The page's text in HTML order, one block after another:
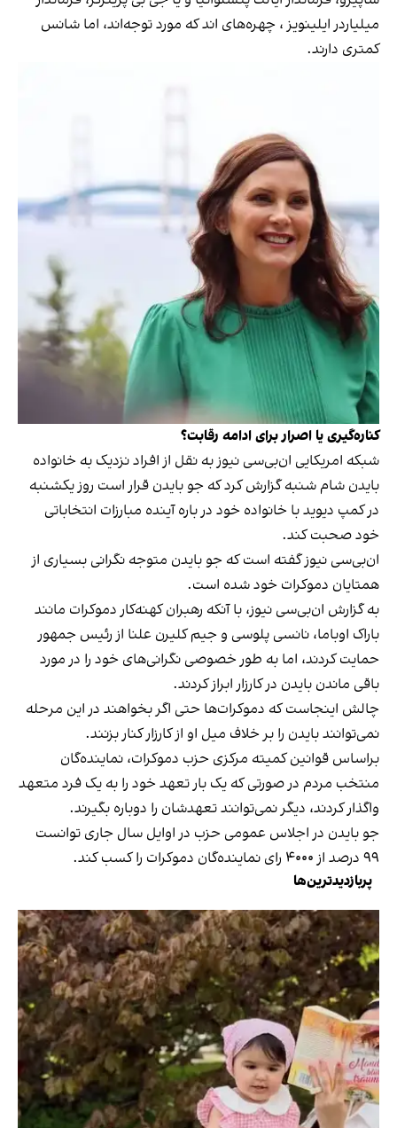
میلیاردر ایلینویز ، چهره‌های اند که مورد توجه‌اند، اما شانس
کمتری دارند.
کناره‌گیری یا اصرار برای ادامه رقابت؟
شبکه امریکایی ان‌بی‌سی نیوز به نقل از افراد نزدیک به خانواده
بایدن شام شنبه گزارش کرد که جو بایدن قرار است روز یکشنبه
در کمپ دیوید با خانواده خود در باره آینده مبارزات انتخاباتی
خود صحبت کند.
ان‌بی‌سی نیوز گفته است که جو بایدن متوجه نگرانی بسیاری از
همتایان دموکرات خود شده است.
به گزارش ان‌بی‌سی نیوز، با آنکه رهبران کهنه‌کار دموکرات مانند
باراک اوباما، نانسی پلوسی و جیم کلیرن علنا از رئیس جمهور
حمایت کردند، اما به طور خصوصی نگرانی‌های خود را در مورد
باقی ماندن بایدن در کارزار ابراز کردند.
چالش اینجاست که دموکرات‌ها حتی اگر بخواهند در این مرحله
نمی‌توانند بایدن را بر خلاف میل او از کارزار کنار بزنند.
براساس قوانین کمیته مرکزی حزب دموکرات، نماینده‌گان
منتخب مردم در صورتی که یک بار تعهد خود را به یک فرد متعهد
واگذار کردند، دیگر نمی‌توانند تعهدشان را دوباره بگیرند.
جو بایدن در اجلاس عمومی حزب در اوایل سال جاری توانست
۹۹ درصد از ۴۰۰۰ رای نماینده‌گان دموکرات را کسب کند‌.
پربازدیدترین‌ها